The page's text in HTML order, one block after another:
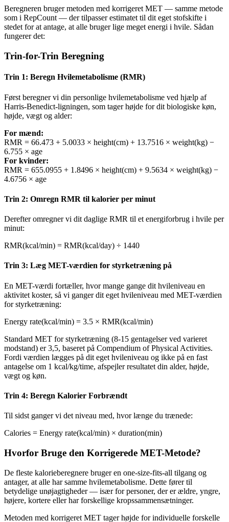
Beregneren bruger metoden med korrigeret MET — samme metode
som i RepCount — der tilpasser estimatet til dit eget stofskifte i
stedet for at antage, at alle bruger lige meget energi i hvile. Sådan
fungerer det:
Trin-for-Trin Beregning
Trin 1: Beregn Hvilemetabolisme (RMR)
Først beregner vi din personlige hvilemetabolisme ved hjælp af
Harris-Benedict-ligningen, som tager højde for dit biologiske køn,
højde, vægt og alder:
For mænd:
RMR = 66.473 + 5.0033 × height(cm) + 13.7516 × weight(kg) −
6.755 × age
For kvinder:
RMR = 655.0955 + 1.8496 × height(cm) + 9.5634 × weight(kg) −
4.6756 × age
Trin 2: Omregn RMR til kalorier per minut
Derefter omregner vi dit daglige RMR til et energiforbrug i hvile per
minut:
RMR(kcal/min) = RMR(kcal/day) ÷ 1440
Trin 3: Læg MET-værdien for styrketræning på
En MET-værdi fortæller, hvor mange gange dit hvileniveau en
aktivitet koster, så vi ganger dit eget hvileniveau med MET-værdien
for styrketræning:
Energy rate(kcal/min) = 3.5 × RMR(kcal/min)
Standard MET for styrketræning (8-15 gentagelser ved varieret
modstand) er 3,5, baseret på Compendium of Physical Activities.
Fordi værdien lægges på dit eget hvileniveau og ikke på en fast
antagelse om 1 kcal/kg/time, afspejler resultatet din alder, højde,
vægt og køn.
Trin 4: Beregn Kalorier Forbrændt
Til sidst ganger vi det niveau med, hvor længe du trænede:
Calories = Energy rate(kcal/min) × duration(min)
Hvorfor Bruge den Korrigerede MET-Metode?
De fleste kalorieberegnere bruger en one-size-fits-all tilgang og
antager, at alle har samme hvilemetabolisme. Dette fører til
betydelige unøjagtigheder — især for personer, der er ældre, yngre,
højere, kortere eller har forskellige kropssammensætninger.
Metoden med korrigeret MET tager højde for individuelle forskelle